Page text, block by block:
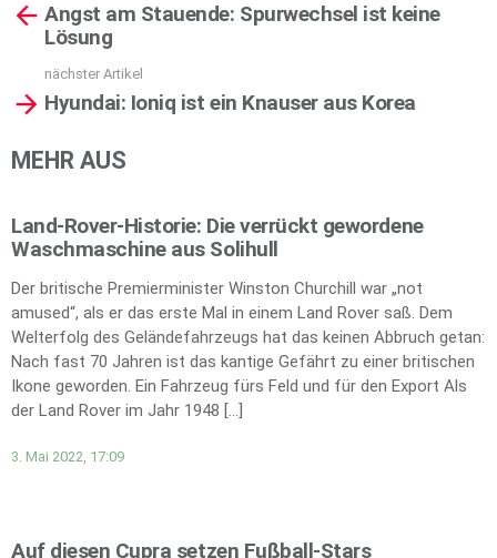
moreAngst am Stauende: Spurwechsel ist keine
Lösung
nächster Artikel
Hyundai: Ioniq ist ein Knauser aus Korea
MEHR AUS
Land-Rover-Historie: Die verrückt gewordene
Waschmaschine aus Solihull
Der britische Premierminister Winston Churchill war „not
amused“, als er das erste Mal in einem Land Rover saß. Dem
Welterfolg des Geländefahrzeugs hat das keinen Abbruch getan:
Nach fast 70 Jahren ist das kantige Gefährt zu einer britischen
Ikone geworden. Ein Fahrzeug fürs Feld und für den Export Als
der Land Rover im Jahr 1948 […]
3. Mai 2022, 17:09
Auf diesen Cupra setzen Fußball-Stars